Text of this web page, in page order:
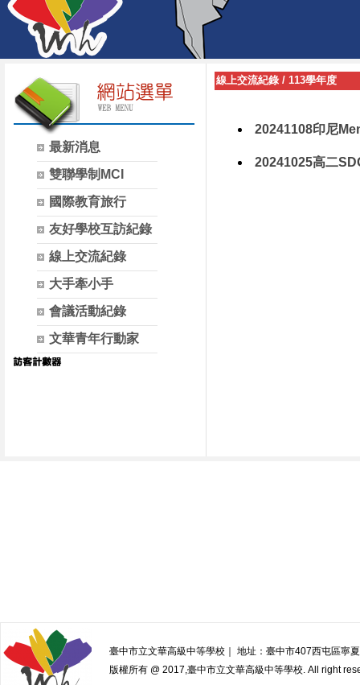
最新消息
雙聯學制MCI
國際教育旅行
友好學校互訪紀錄
線上交流紀錄
大手牽小手
會議活動紀錄
文華青年行動家
線上交流紀錄 / 113學年度
20241108印尼
20241025高二
臺中市立文華高級中等學校｜ 地址：臺中市407西屯區
版權所有 @ 2017,臺中市立文華高級中等學校. All right